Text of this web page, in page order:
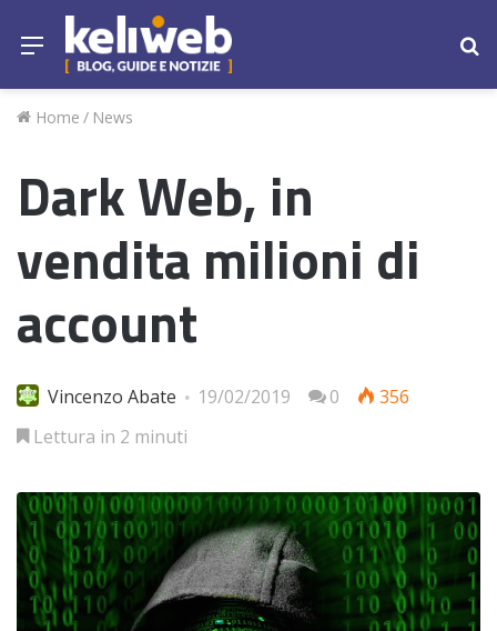
Menu
Home / News
Dark Web, in
vendita milioni di
account
Vincenzo Abate 19/02/2019 0
356
Lettura in 2 minuti